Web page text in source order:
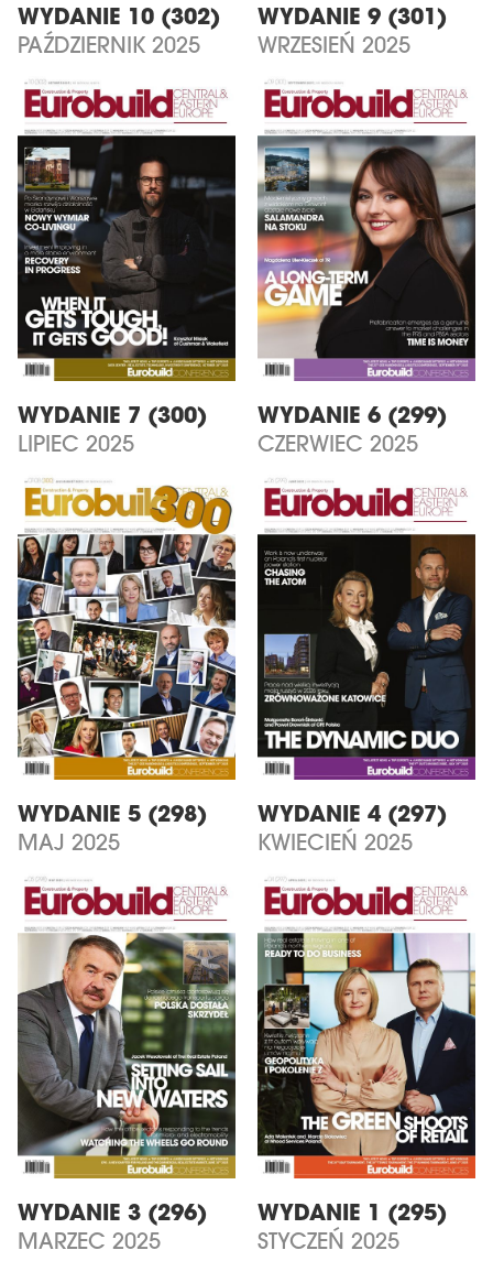
WYDANIE 10 (302)
PAŹDZIERNIK 2025
WYDANIE 9 (301)
WRZESIEŃ 2025
WYDANIE 7 (300)
LIPIEC 2025
WYDANIE 6 (299)
CZERWIEC 2025
WYDANIE 5 (298)
MAJ 2025
WYDANIE 4 (297)
KWIECIEŃ 2025
WYDANIE 3 (296)
MARZEC 2025
WYDANIE 1 (295)
STYCZEŃ 2025